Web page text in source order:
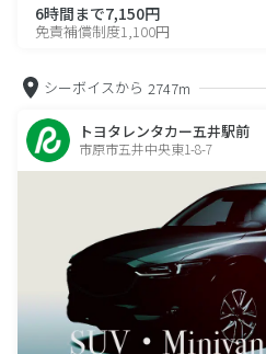
6時間まで7,150円
免責補償制度1,100円
シーボイスから 2747m
トヨタレンタカー五井駅前
市原市五井中央東1-8-7